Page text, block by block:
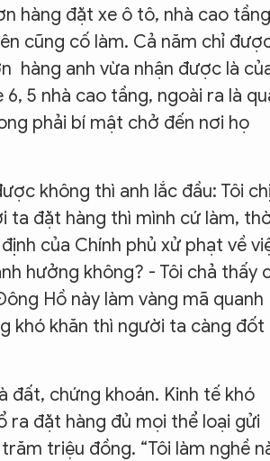
hàng đặt xe ô tô, nhà cao
cũng cố làm. Cả năm chỉ
hàng anh vừa nhận được là
5 nhà cao tầng, ngoài ra là
phải bí mật chở đến nơi họ
không thì anh lắc đầu: Tôi
ta đặt hàng thì mình cứ làm,
của Chính phủ xử phạt về
hưởng không? - Tôi chả thấy
Hồ này làm vàng mã quanh
khó khăn thì người ta càng đốt
đất, chứng khoán. Kinh tế khó
ra đặt hàng đủ mọi thể loại gửi
triệu đồng. “Tôi làm nghề